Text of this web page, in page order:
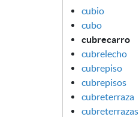
cubio
cubo
cubrecarro
cubrelecho
cubrepiso
cubrepisos
cubreterraza
cubreterrazas